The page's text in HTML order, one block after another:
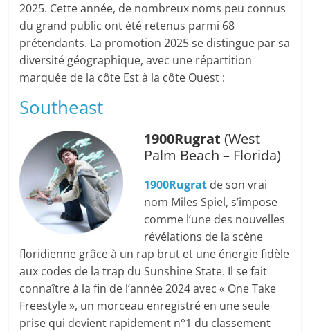
2025. Cette année, de nombreux noms peu connus
du grand public ont été retenus parmi 68
prétendants. La promotion 2025 se distingue par sa
diversité géographique, avec une répartition
marquée de la côte Est à la côte Ouest :
Southeast
1900Rugrat (West
Palm Beach – Florida)
1900Rugrat de son vrai
nom Miles Spiel, s’impose
comme l’une des nouvelles
révélations de la scène
floridienne grâce à un rap brut et une énergie fidèle
aux codes de la trap du Sunshine State. Il se fait
connaître à la fin de l’année 2024 avec « One Take
Freestyle », un morceau enregistré en une seule
prise qui devient rapidement n°1 du classement